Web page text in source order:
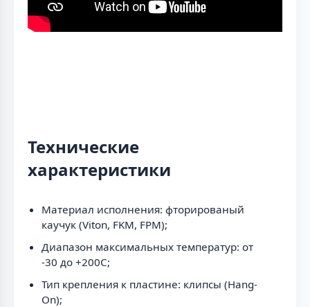
Технические
характеристики
Материал исполнения: фторированый
каучук (Viton, FKM, FPM);
Диапазон максимальных температур: от
-30 до +200C;
Тип крепления к пластине: клипсы (Hang-
On);